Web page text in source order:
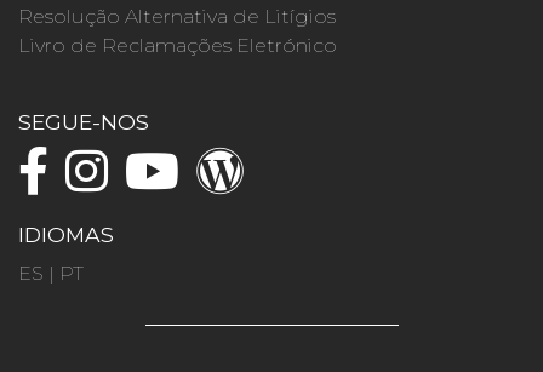
Resolução Alternativa de Litígios
Livro de Reclamações Eletrónico
SEGUE-NOS
IDIOMAS
ES | PT